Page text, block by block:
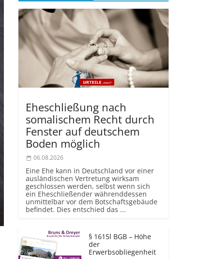
Eheschließung nach
somalischem Recht durch
Fenster auf deutschem
Boden möglich
06.08.2026
Eine Ehe kann in Deutschland vor einer
ausländischen Vertretung wirksam
geschlossen werden, selbst wenn sich
ein Eheschließender währenddessen
unmittelbar vor dem Botschaftsgebäude
befindet. Dies entschied das ...
§ 1615l BGB – Höhe
der
Erwerbsobliegenheit